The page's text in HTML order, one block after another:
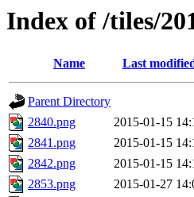
Index of /tiles/
Name Last
Parent Directory
2840.png
2015-01-15
2841.png
2015-01-15
2842.png
2015-01-15
2853.png
2015-01-27